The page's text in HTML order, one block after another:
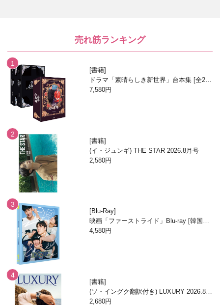
売れ筋ランキング
書籍
ドラマ「素晴らしき新世界」台本集 [全2
巻/ブックケースエディション]
7,580円
書籍
(イ・ジュンギ) THE STAR 2026.8月号
2,580円
Blu-Ray
映画「ファーストライド」Blu-ray [韓国盤/
フルスリップ1000枚ナンバリング限定盤]
4,580円
書籍
(ソ・イングク翻訳付き) LUXURY 2026.8月
号
2,680円